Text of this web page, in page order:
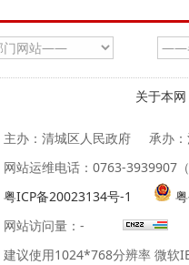
关于本网
主办：清城区人民政府
承办
网站运维电话：0763-3939907
粤ICP备20023134号-1
网站访问量： -
建议使用1024*768分辨率 微软